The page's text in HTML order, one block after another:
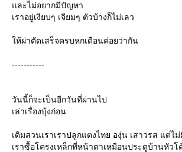
ละไม่อยากมีปัญหา
เราอยู่เงียบๆ เจียมๆ ตัวบ้างก็ไม่เลว
ห้ผ่าตัดเสร็จครบหกเดือนค่อยว่ากัน
-----------
วันนี้ก็จะเป็นอีกวันที่ผ่านไป
เล่าเรื่องบุ้งก่อน
เดิมสวนเราเราปลูกแตงไทย องุ่น เสาวรส แต่ไ
เราซื้อโครงเหล็กที่หน้าตาเหมือนประตูบ้านหัวโ